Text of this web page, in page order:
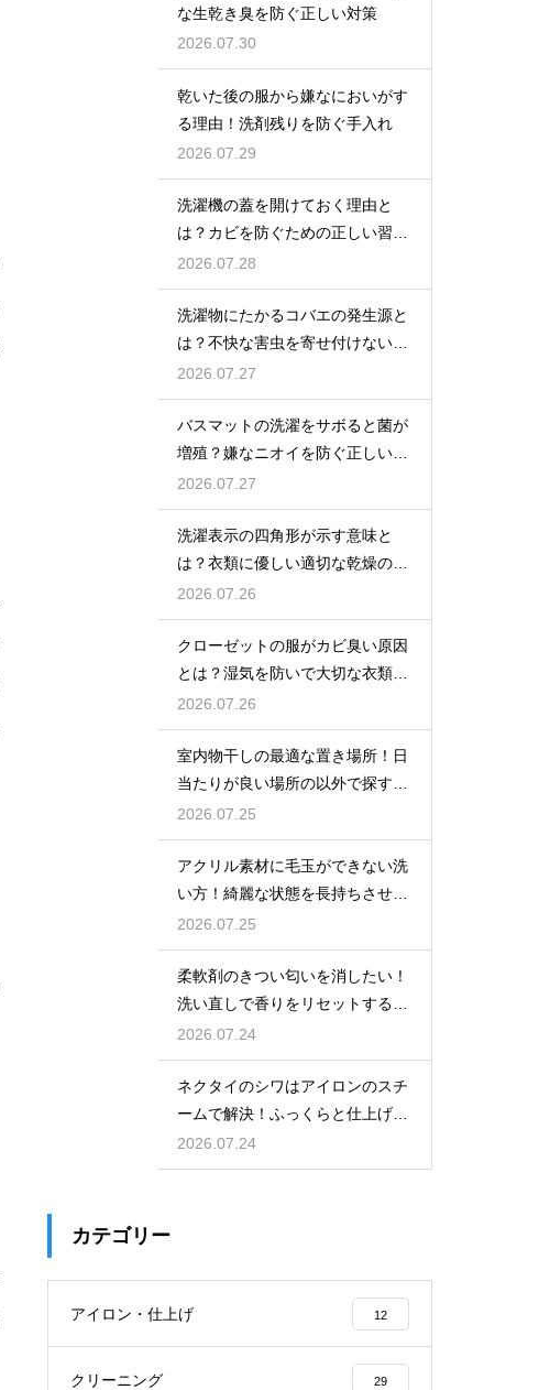
な生乾き臭を防ぐ正しい対策
2026.07.30
乾いた後の服から嫌なにおいがす
る理由！洗剤残りを防ぐ手入れ
2026.07.29
洗濯機の蓋を開けておく理由と
は？カビを防ぐための正しい習慣
とコツ
2026.07.28
洗濯物にたかるコバエの発生源と
は？不快な害虫を寄せ付けないた
めの対策
2026.07.27
バスマットの洗濯をサボると菌が
増殖？嫌なニオイを防ぐ正しいケ
ア方法
2026.07.27
洗濯表示の四角形が示す意味と
は？衣類に優しい適切な乾燥の方
法を解説
2026.07.26
クローゼットの服がカビ臭い原因
とは？湿気を防いで大切な衣類を
守る収納術
2026.07.26
室内物干しの最適な置き場所！日
当たりが良い場所の以外で探すポ
イント
2026.07.25
アクリル素材に毛玉ができない洗
い方！綺麗な状態を長持ちさせる
洗濯のコツ
2026.07.25
柔軟剤のきつい匂いを消したい！
洗い直しで香りをリセットする手
順
2026.07.24
ネクタイのシワはアイロンのスチ
ームで解決！ふっくらと仕上げる
裏技
2026.07.24
カテゴリー
アイロン・仕上げ 12
クリーニング 29